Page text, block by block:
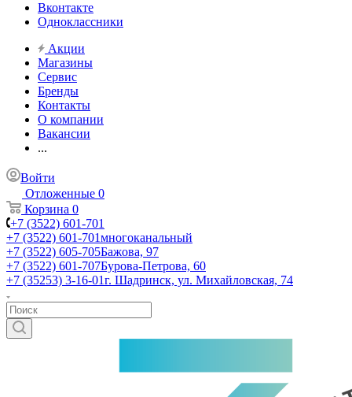
Вконтакте
Одноклассники
Акции
Магазины
Сервис
Бренды
Контакты
О компании
Вакансии
...
Войти
Отложенные 0
Корзина 0
+7 (3522) 601-701
+7 (3522) 601-701многоканальный
+7 (3522) 605-705Бажова, 97
+7 (3522) 601-707Бурова-Петрова, 60
+7 (35253) 3-16-01г. Шадринск, ул. Михайловская, 74